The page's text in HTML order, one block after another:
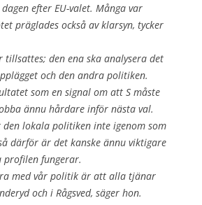
efter EU-valet. Många var
präglades också av klarsyn, tycker
tillsattes; den ena ska analysera det
och den andra politiken.
som en signal om att S måste
ännu hårdare inför nästa val.
den lokala politiken inte igenom som
därför är det kanske ännu viktigare
fungerar.
med vår politik är att alla tjänar
och i Rågsved, säger hon.